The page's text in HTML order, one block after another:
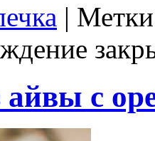
|
с